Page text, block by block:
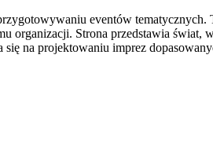
eventów
Strona przedstawia świat,
się na projektowaniu imprez